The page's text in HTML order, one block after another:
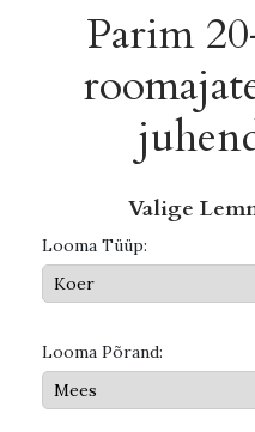
Parim
Valige
Looma Tüüp:
Looma Põrand: